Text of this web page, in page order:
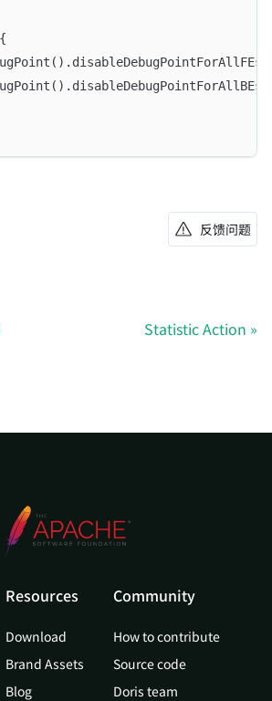
反馈问题
Statistic Action
Resources
Download
Brand Assets
Blog
Community
How to contribute
Source code
Doris team